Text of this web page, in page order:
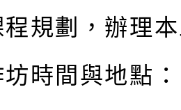
規劃，辦理
時間與地點：